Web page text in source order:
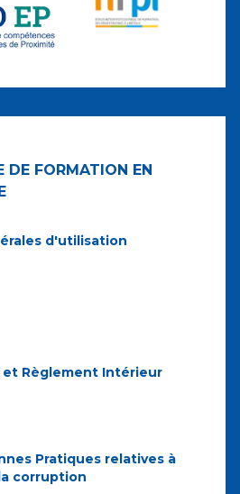
DE FORMATION EN
d'utilisation
Règlement Intérieur
Pratiques relatives à
corruption